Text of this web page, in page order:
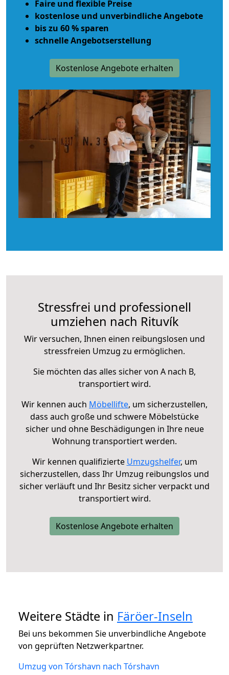
Faire und flexible Preise
kostenlose und unverbindliche Angebote
bis zu 60 % sparen
schnelle Angebotserstellung
Kostenlose Angebote erhalten
Stressfrei und professionell
umziehen nach Rituvík
Wir versuchen, Ihnen einen reibungslosen und
stressfreien Umzug zu ermöglichen.
Sie möchten das alles sicher von A nach B,
transportiert wird.
Wir kennen auch Möbellifte, um sicherzustellen,
dass auch große und schwere Möbelstücke
sicher und ohne Beschädigungen in Ihre neue
Wohnung transportiert werden.
Wir kennen qualifizierte Umzugshelfer, um
sicherzustellen, dass Ihr Umzug reibungslos und
sicher verläuft und Ihr Besitz sicher verpackt und
transportiert wird.
Kostenlose Angebote erhalten
Weitere Städte in Färöer-Inseln
Bei uns bekommen Sie unverbindliche Angebote
von geprüften Netzwerkpartner.
Umzug von Tórshavn nach Tórshavn